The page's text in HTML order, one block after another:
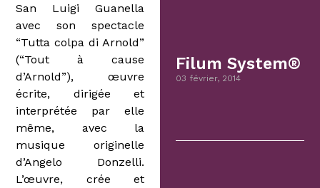
San Luigi Guanella
avec son spectacle
“Tutta colpa di Arnold”
(“Tout à cause
d’Arnold”), œuvre
écrite, dirigée et
interprétée par elle
même, avec la
musique originelle
d’Angelo Donzelli.
L’œuvre, crée et
Filum System®
03 février, 2014